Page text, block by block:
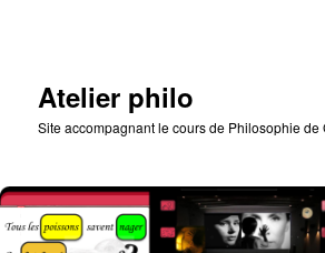
Atelier philo
Site accompagnant le cours de Philosophie de